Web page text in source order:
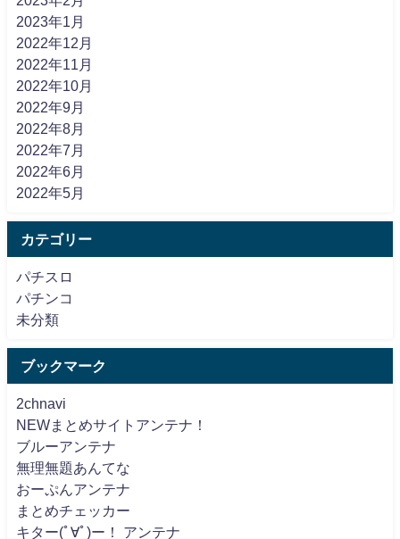
2023年1月
2022年12月
2022年11月
2022年10月
2022年9月
2022年8月
2022年7月
2022年6月
2022年5月
カテゴリー
パチスロ
パチンコ
未分類
ブックマーク
2chnavi
NEWまとめサイトアンテナ！
ブルーアンテナ
無理無題あんてな
おーぷんアンテナ
まとめチェッカー
キター(ﾟ∀ﾟ)ー！ アンテナ